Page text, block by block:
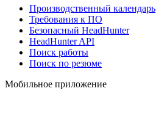
Производственный календарь
Требования к ПО
Безопасный HeadHunter
HeadHunter API
Поиск работы
Поиск по резюме
Мобильное приложение